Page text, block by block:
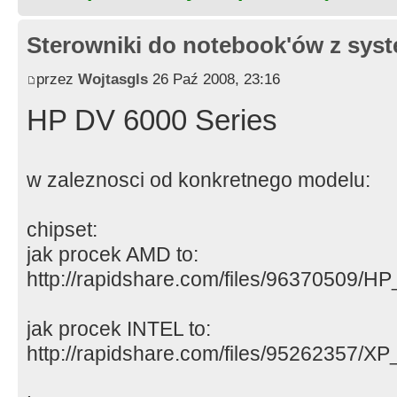
RW), 8-krotna (DVD+R), 4-krotna
krotna (DVD+RW), 5-krotna (DVD-
Typ : stacja dysków DVD Super
Ekran Rozmiar : 15.4 "
Rozdzielczość wewnętrzna : 1280 x
Karta graficzna Producent : ATI
Typ : ATI Mobility™ Radeon®
HyperMemory™
Ilość pamięci : 256 MB
technologii HyperMemory™ z 2 GB
Typ pamięci : pamięć wideo RAM
Sterowniki do notebook'ów z
przez Wojtasgls 26 Paź 2008, 23:16
HP DV 6000 Series
w zaleznosci od konkretnego modelu:
chipset:
jak procek AMD to:
http://rapidshare.com/files/96370509/
jak procek INTEL to:
http://rapidshare.com/files/95262357/